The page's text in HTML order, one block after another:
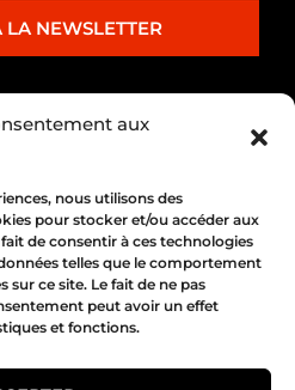
aux
nous utilisons des
pour stocker et/ou accéder aux
de consentir à ces technologies
telles que le comportement
sur ce site. Le fait de ne pas
peut avoir un effet
et fonctions.
LA NEWSLETTER